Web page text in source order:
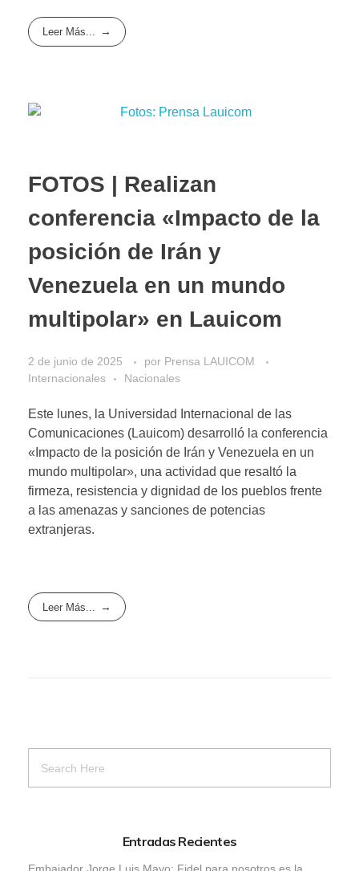
Leer Más...
FOTOS | Realizan
conferencia «Impacto de la
posición de Irán y
Venezuela en un mundo
multipolar» en Lauicom
2 de junio de 2025 por Prensa LAUICOM
Internacionales
Nacionales
Este lunes, la Universidad Internacional de las
Comunicaciones (Lauicom) desarrolló la conferencia
«Impacto de la posición de Irán y Venezuela en un
mundo multipolar», una actividad que resaltó la
firmeza, resistencia y dignidad de los pueblos frente
a las amenazas y sanciones de potencias
extranjeras.
Leer Más...
Entradas Recientes